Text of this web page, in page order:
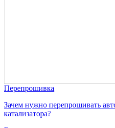
Перепрошивка
Зачем нужно перепрошивать
катализатора?